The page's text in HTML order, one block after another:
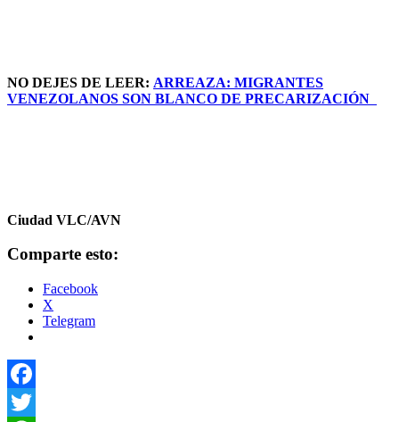
NO DEJES DE LEER: ARREAZA: MIGRANTES
VENEZOLANOS SON BLANCO DE PRECARIZACIÓN
Ciudad VLC/AVN
Comparte esto:
Facebook
X
Telegram
Facebook